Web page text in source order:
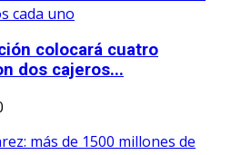
colocará cuatro
dos cajeros...